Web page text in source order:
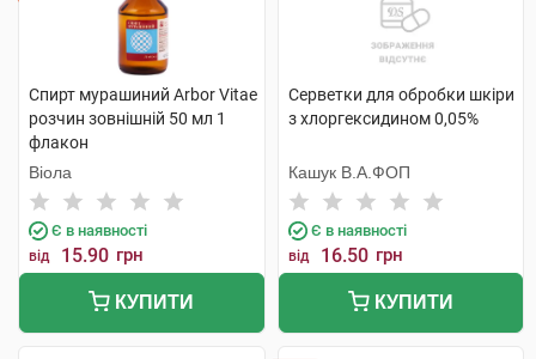
Спирт мурашиний Arbor Vitae
розчин зовнішній 50 мл 1
флакон
Віола
Є в наявності
від 15.90 грн
КУПИТИ
Серветки для обробки шкіри
з хлоргексидином 0,05%
Кашук В.А.ФОП
Є в наявності
від 16.50 грн
КУПИТИ